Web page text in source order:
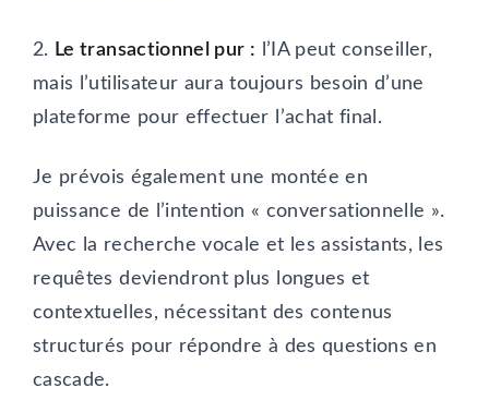
2. Le transactionnel pur : l’IA peut conseiller,
mais l’utilisateur aura toujours besoin d’une
plateforme pour effectuer l’achat final.
Je prévois également une montée en
puissance de l’intention « conversationnelle ».
Avec la recherche vocale et les assistants, les
requêtes deviendront plus longues et
contextuelles, nécessitant des contenus
structurés pour répondre à des questions en
cascade.